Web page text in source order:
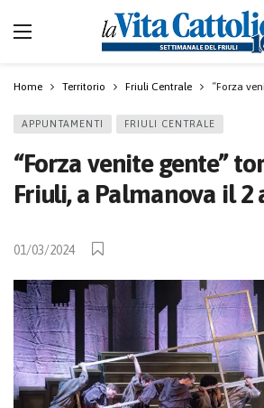
Home Territorio Friuli Centrale “Forza
APPUNTAMENTI FRIULI CENTRALE
“Forza venite gente”
Friuli, a Palmanova il 2
01/03/2024